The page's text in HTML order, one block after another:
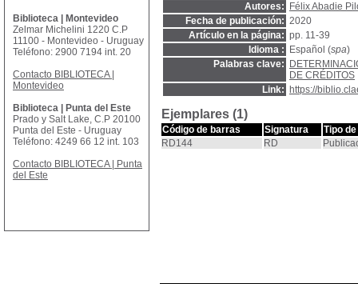
Autores:
Félix Abadie
Fecha de publicación: 2020
Artículo en la página: pp. 11-39
Idioma :
Español (spa)
Palabras clave:
DE CRÉDITOS
Link:
https://
Ejemplares (1)
Código de barras Signatura
Tipo
RD144
RD
Biblioteca | Montevideo
Zelmar Michelini 1220 C.P
11100 - Montevideo - Uruguay
Teléfono: 2900 7194 int. 20
Contacto BIBLIOTECA |
Montevideo
Biblioteca | Punta del Este
Prado y Salt Lake, C.P 20100
Punta del Este - Uruguay
Teléfono: 4249 66 12 int. 103
Contacto BIBLIOTECA | Punta
del Este